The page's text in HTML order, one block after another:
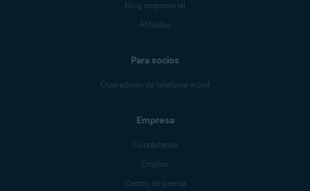
Blog empresarial
Afiliados
Para socios
Operadores de telefonía móvil
Empresa
Contáctenos
Empleo
Centro de prensa